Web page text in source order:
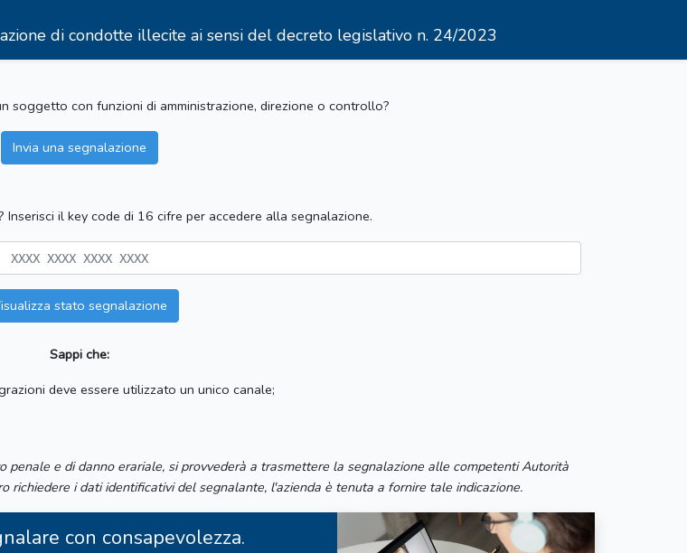
di condotte illecite ai sensi del decreto legislativo n. 24/2023
soggetto con funzioni di amministrazione, direzione o controllo?
Invia una segnalazione
il key code di 16 cifre per accedere alla segnalazione.
stato segnalazione
Sappi che:
deve essere utilizzato un unico canale;
e di danno erariale, si provvederà a trasmettere la segnalazione alle competenti Autorità
richiedere i dati identificativi del segnalante, l'azienda è tenuta a fornire tale indicazione.
con consapevolezza.